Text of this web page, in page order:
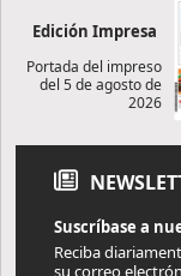
Edición Impresa
Portada del impreso
del 5 de agosto de
2026
Suscríbase a
Reciba
su correo